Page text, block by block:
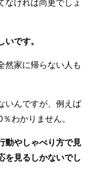
なければ尚更でしょ
いです。
然家に帰らない人も
いんですが、例えば
わかりません。
動やしゃべり方で見
を見るしかないでし